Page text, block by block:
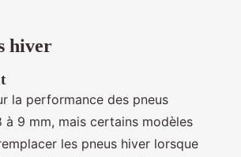
hiver
la performance des pneus
à 9 mm, mais certains modèles
les pneus hiver lorsque